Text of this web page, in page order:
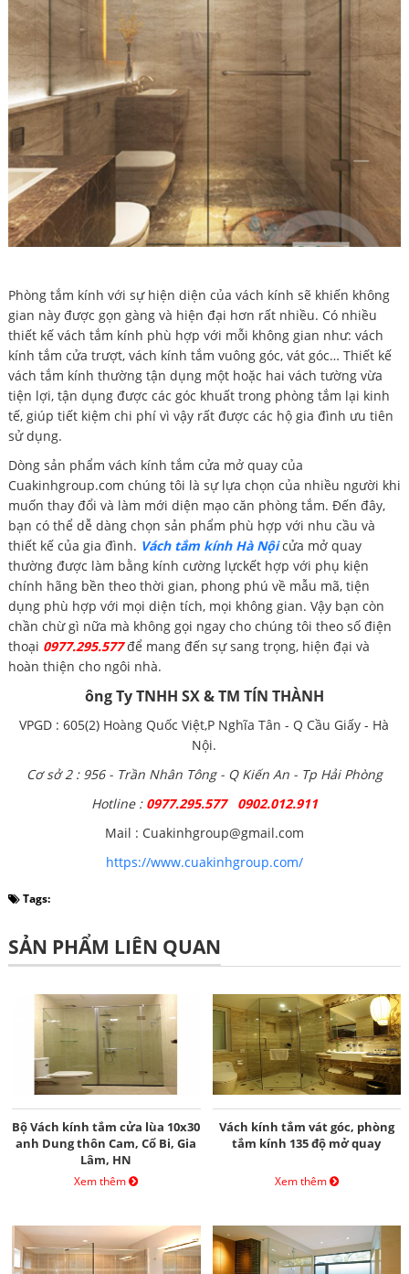
Phòng tắm kính với sự hiện diện của vách kính sẽ khiến không
gian này được gọn gàng và hiện đại hơn rất nhiều. Có nhiều
thiết kế vách tắm kính phù hợp với mỗi không gian như: vách
kính tắm cửa trượt, vách kính tắm vuông góc, vát góc… Thiết kế
vách tắm kính thường tận dụng một hoặc hai vách tường vừa
tiện lợi, tận dụng được các góc khuất trong phòng tắm lại kinh
tế, giúp tiết kiệm chi phí vì vậy rất được các hộ gia đình ưu tiên
sử dụng.
Dòng sản phẩm vách kính tắm cửa mở quay của
Cuakinhgroup.com chúng tôi là sự lựa chọn của nhiều người khi
muốn thay đổi và làm mới diện mạo căn phòng tắm. Đến đây,
bạn có thể dễ dàng chọn sản phẩm phù hợp với nhu cầu và
thiết kế của gia đình. Vách tắm kính Hà Nộicửa mở quay
thường được làm bằng kính cường lựckết hợp với phụ kiện
chính hãng bền theo thời gian, phong phú về mẫu mã, tiện
dụng phù hợp với mọi diện tích, mọi không gian. Vậy bạn còn
chần chừ gì nữa mà không gọi ngay cho chúng tôi theo số điện
thoại 0977.295.577để mang đến sự sang trọng, hiện đại và
hoàn thiện cho ngôi nhà.
ông Ty TNHH SX & TM TÍN THÀNH
VPGD : 605(2) Hoàng Quốc Việt,P Nghĩa Tân - Q Cầu Giấy - Hà
Nội.
Cơ sở 2 : 956 - Trần Nhân Tông - Q Kiến An - Tp Hải Phòng
Hotline : 0977.295.577 0902.012.911
Mail : Cuakinhgroup@gmail.com
https://www.cuakinhgroup.com/
Tags:
SẢN PHẨM LIÊN QUAN
Bộ Vách kính tắm cửa lùa 10x30
anh Dung thôn Cam, Cổ Bi, Gia
Lâm, HN
Xem thêm
Vách kính tắm vát góc, phòng
tắm kính 135 độ mở quay
Xem thêm